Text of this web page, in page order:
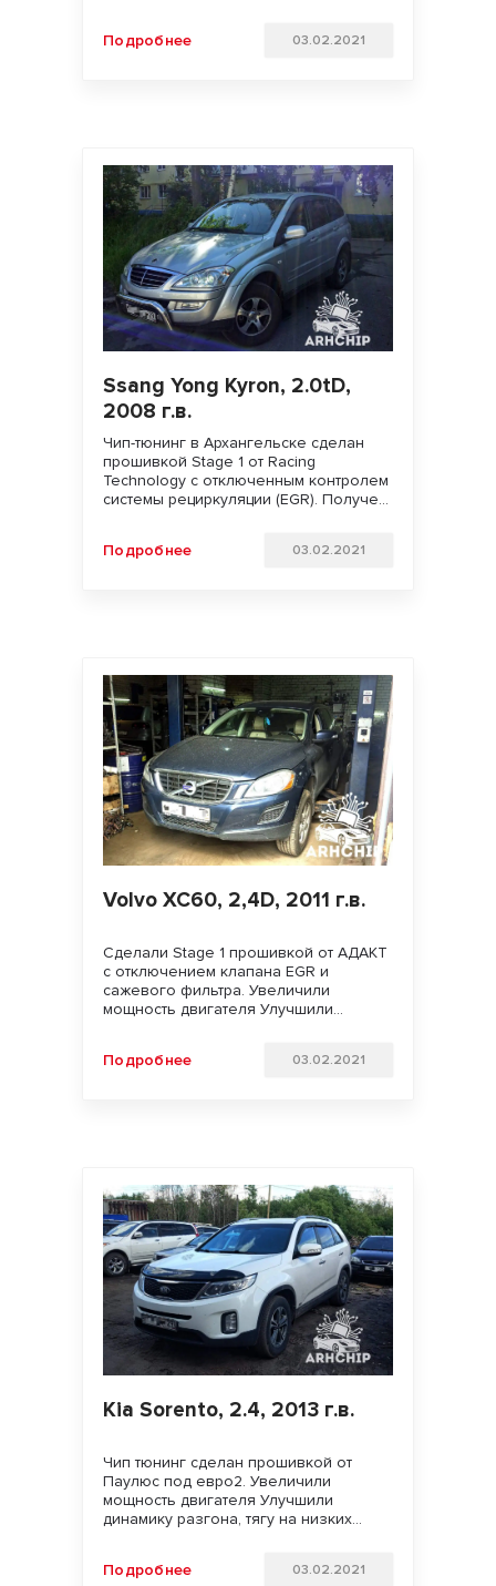
Удачи на дорогах и бездорожье!!!
Подробнее 03.02.2021
Ssang Yong Kyron, 2.0tD,
2008 г.в.
Чип-тюнинг в Архангельске сделан
прошивкой Stage 1 от Racing
Technology с отключенным контролем
системы рециркуляции (EGR). Получен
Удачи на дорогах и БЕЗДОРОЖЬЯХ!!!
Подробнее 03.02.2021
Volvo XC60, 2,4D, 2011 г.в.
Сделали Stage 1 прошивкой от АДАКТ
с отключением клапана EGR и
сажевого фильтра. Увеличили
мощность двигателя Улучшили
газа. Удачи на дорогах!!!
Подробнее 03.02.2021
Kia Sorento, 2.4, 2013 г.в.
Чип тюнинг сделан прошивкой от
Паулюс под евро2. Увеличили
мощность двигателя Улучшили
динамику разгона, тягу на низких
бездорожьях!!!
Подробнее 03.02.2021